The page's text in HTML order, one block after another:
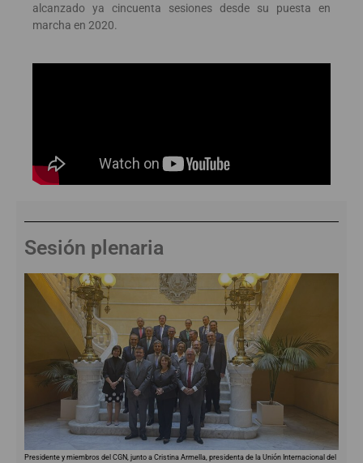
alcanzado ya cincuenta sesiones desde su puesta en
marcha en 2020.
Sesión plenaria
Presidente y miembros del CGN, junto a Cristina Armella, presidenta de la Unión Internacional del